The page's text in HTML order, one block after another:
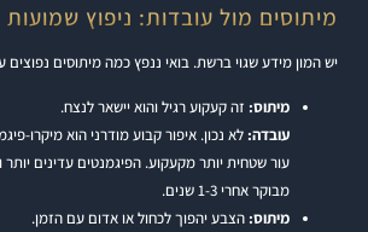
מיתוסים מול עובדות: ניפוץ
יש המון מידע שגוי ברשת. בואי ננפץ כמה מיתוסים נפוצים
מיתוס: זה קעקוע רגיל והוא יישאר לנצח.
עובדה: לא נכון. איפור קבוע מודרני הוא מיקרו-
עור שטחית יותר מקעקוע. הפיגמנטים עדינים
מבוקר אחרי 1-3 שנים.
מיתוס: הצבע יהפוך לכחול או אדום עם הזמן.